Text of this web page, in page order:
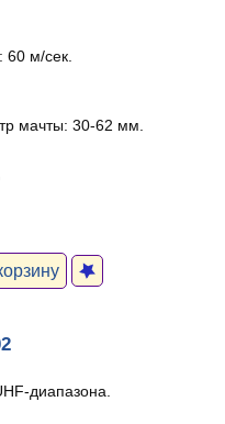
60 м/сек.
мачты: 30-62 мм.
диапазона.